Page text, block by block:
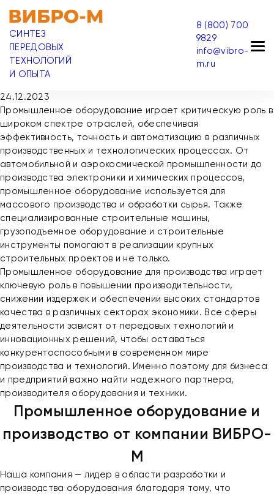
СИНТЕЗ
ПЕРЕДОВЫХ
ТЕХНОЛОГИЙ
И ОПЫТА
8 (800) 700
9829
info@vibro-
m.ru
24.12.2023
Промышленное оборудование играет критическую роль в
широком спектре отраслей, обеспечивая
эффективность, точность и автоматизацию в различных
производственных и технологических процессах. От
автомобильной и аэрокосмической промышленности до
производства электроники и химических процессов,
промышленное оборудование используется для
массового производства и обработки сырья. Также
специализированные строительные машины,
грузоподъемное оборудование и строительные
инструменты помогают в реализации крупных
строительных проектов и не только.
Промышленное оборудование для производства играет
ключевую роль в повышении производительности,
снижении издержек и обеспечении высоких стандартов
качества в различных секторах экономики. Все сферы
деятельности зависят от передовых технологий и
инновационных решений, чтобы оставаться
конкурентоспособными в современном мире
производства и технологий. Именно поэтому для бизнеса
и предприятий важно найти надежного партнера,
производителя оборудования и техники.
Промышленное оборудование и
производство от компании ВИБРО-
М
Наша компания — лидер в области разработки и
производства оборудования благодаря тому, что